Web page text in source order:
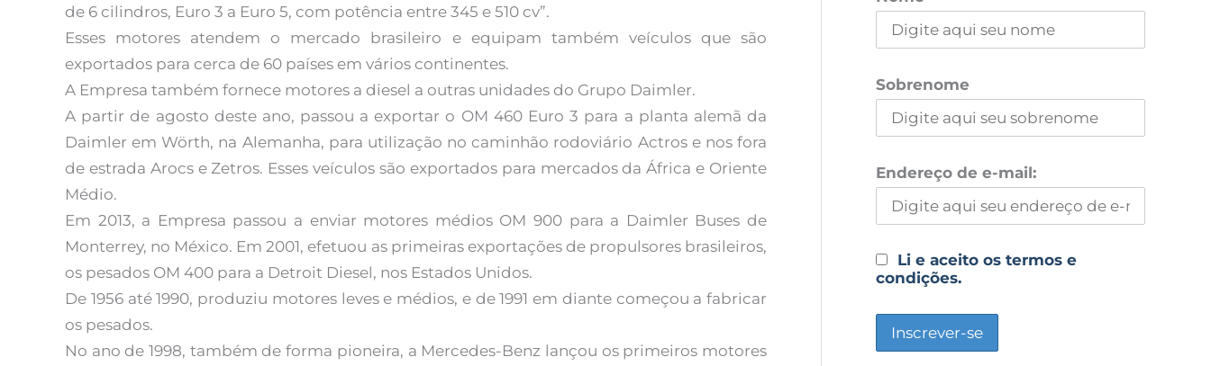
de 6 cilindros, Euro 3 a Euro 5, com potência entre 345 e 510 cv”.
Esses motores atendem o mercado brasileiro e equipam também veículos que são
exportados para cerca de 60 países em vários continentes.
A Empresa também fornece motores a diesel a outras unidades do Grupo Daimler.
A partir de agosto deste ano, passou a exportar o OM 460 Euro 3 para a planta alemã da
Daimler em Wörth, na Alemanha, para utilização no caminhão rodoviário Actros e nos fora
de estrada Arocs e Zetros. Esses veículos são exportados para mercados da África e Oriente
Médio.
Em 2013, a Empresa passou a enviar motores médios OM 900 para a Daimler Buses de
Monterrey, no México. Em 2001, efetuou as primeiras exportações de propulsores brasileiros,
os pesados OM 400 para a Detroit Diesel, nos Estados Unidos.
De 1956 até 1990, produziu motores leves e médios, e de 1991 em diante começou a fabricar
os pesados.
No ano de 1998, também de forma pioneira, a Mercedes-Benz lançou os primeiros motores
Sobrenome
Endereço de e-mail:
Li e aceito os termos e
condições.